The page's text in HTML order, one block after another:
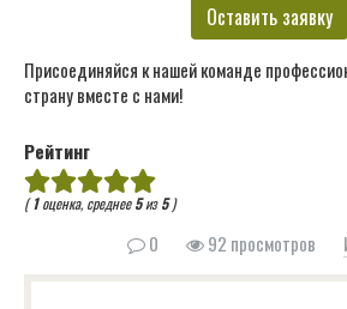
Оставить заявку
Присоединяйся к нашей команде
страну вместе с нами!
Рейтинг
(1оценка, среднее5из5)
0 92 просмотров